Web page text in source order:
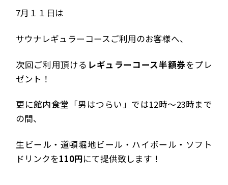
7月１１日は
サウナレギュラーコースご利用のお客様へ、
次回ご利用頂ける レギュラーコース半額券をプレ
ゼント！
更に館内食堂「男はつらい」では12時～23時まで
の間、
生ビール・道頓堀地ビール・ハイボール・ソフト
ドリンクを110円にて提供致します！